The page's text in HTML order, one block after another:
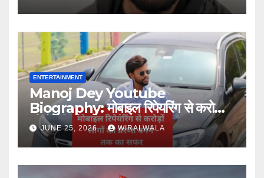
ENTERTAINMENT
Manoj Dey Youtube
Biography: मोबाइल रिपेयरिंग से करोड़ों
लोगों की प्रेरणा बनने तक का सफर
JUNE 25, 2026 WIRALWALA